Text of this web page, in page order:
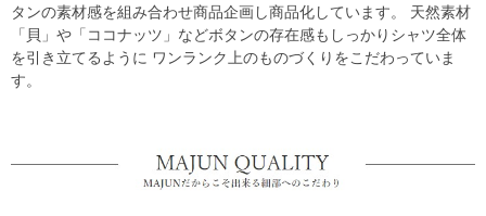
タンの素材感を組み合わせ商品企画し商品化しています。 天然素材
「貝」や「ココナッツ」などボタンの存在感もしっかりシャツ全体
を引き立てるように ワンランク上のものづくりをこだわっていま
す。